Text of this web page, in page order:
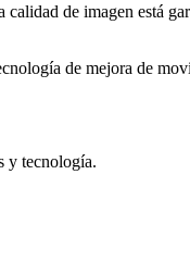
de imagen está
de mejora de
y tecnología.